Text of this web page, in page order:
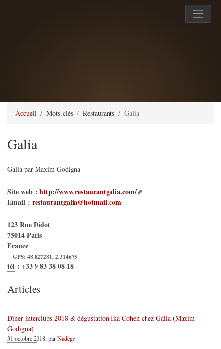
Accueil Mots-clés Restaurants Galia
Galia
Galia par Maxim Godigna
Site web : http://www.restaurantgalia.com/
Email : restaurantgalia@hotmail.com
123 Rue Didot
75014Paris
France
GPS:48.827281,2.314675
tél : +33 9 83 38 08 18
Articles
Dîner interclubs 2018 & dégustation Ika Cohen chez Galia (Maxim
Godigna)
31 octobre 2018, parNadège